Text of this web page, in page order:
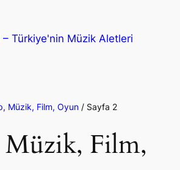
– Türkiye'nin Müzik Aletleri
Müzik, Film, Oyun/ Sayfa 2
Film,